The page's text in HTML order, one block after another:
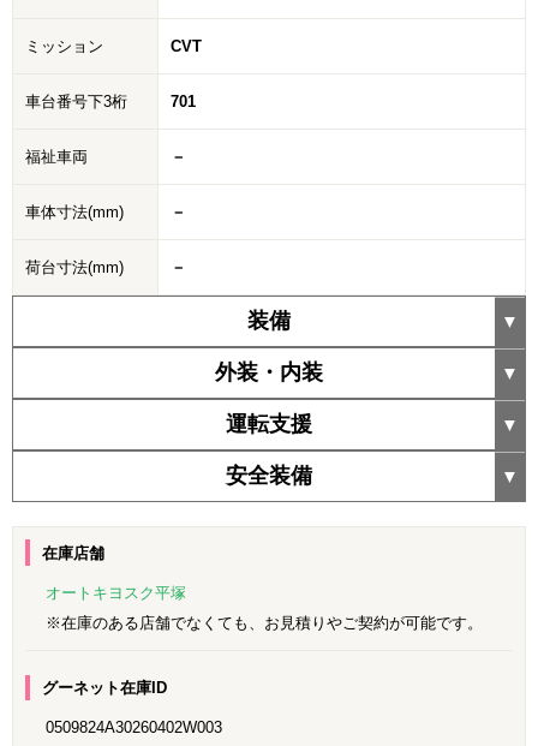
ミッション CVT
車台番号下3桁 701
福祉車両 －
車体寸法(mm) －
荷台寸法(mm) －
装備
外装・内装
運転支援
安全装備
在庫店舗
オートキヨスク平塚
※在庫のある店舗でなくても、お見積りやご契約が可能です。
グーネット在庫ID
0509824A30260402W003